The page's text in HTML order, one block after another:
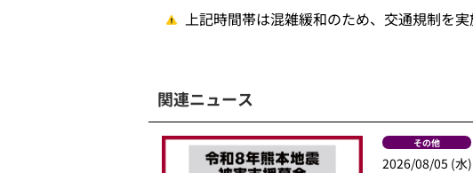
上記時間帯は混雑緩和のため、交通規制を
関連ニュース
その他
2026/08/05 (水)